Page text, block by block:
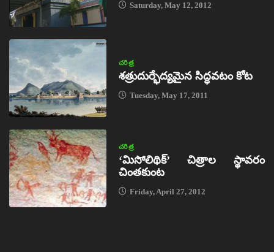
Saturday, May 12, 2012
చరిత్ర
శత్రుదుర్భేద్యమైన సిద్ధవటం కోట
Tuesday, May 17, 2011
చరిత్ర
‘మిసోలిథిక్‌’ చిత్రాల స్థావరం
చింతకుంట
Friday, April 27, 2012